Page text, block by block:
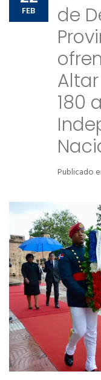
Noticias
Comunidad de
Comunidad de ayuda
FEB
de
180
Publicado